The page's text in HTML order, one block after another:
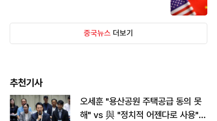
중국뉴스 더보기
추천기사
오세훈 "용산공원 주택공급 동의 못
해" vs 與 "정치적 어젠다로 사용"